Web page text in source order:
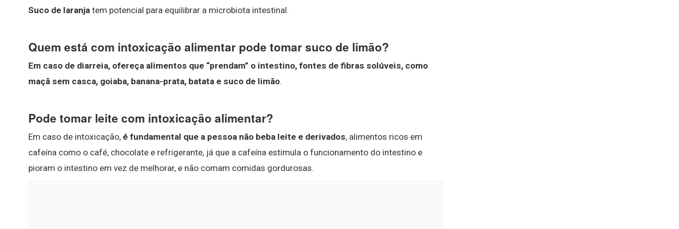
Suco de laranja tem potencial para equilibrar a microbiota intestinal.
Quem está com intoxicação alimentar pode tomar suco de limão?
Em caso de diarreia, ofereça alimentos que “prendam” o intestino, fontes de fibras solúveis, como
maçã sem casca, goiaba, banana-prata, batata e suco de limão.
Pode tomar leite com intoxicação alimentar?
Em caso de intoxicação, é fundamental que a pessoa não beba leite e derivados, alimentos ricos em
cafeína como o café, chocolate e refrigerante, já que a cafeína estimula o funcionamento do intestino e
pioram o intestino em vez de melhorar, e não comam comidas gordurosas.